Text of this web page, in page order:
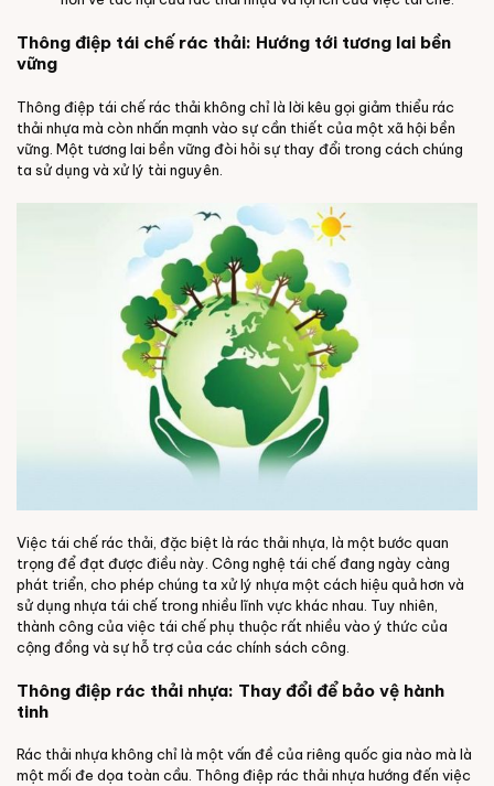
Thông điệp tái chế rác thải: Hướng tới tương lai bền
vững
Thông điệp tái chế rác thải không chỉ là lời kêu gọi giảm thiểu rác
thải nhựa mà còn nhấn mạnh vào sự cần thiết của một xã hội bền
vững. Một tương lai bền vững đòi hỏi sự thay đổi trong cách chúng
ta sử dụng và xử lý tài nguyên.
Việc tái chế rác thải, đặc biệt là rác thải nhựa, là một bước quan
trọng để đạt được điều này. Công nghệ tái chế đang ngày càng
phát triển, cho phép chúng ta xử lý nhựa một cách hiệu quả hơn và
sử dụng nhựa tái chế trong nhiều lĩnh vực khác nhau. Tuy nhiên,
thành công của việc tái chế phụ thuộc rất nhiều vào ý thức của
cộng đồng và sự hỗ trợ của các chính sách công.
Thông điệp rác thải nhựa: Thay đổi để bảo vệ hành
tinh
Rác thải nhựa không chỉ là một vấn đề của riêng quốc gia nào mà là
một mối đe dọa toàn cầu. Thông điệp rác thải nhựa hướng đến việc